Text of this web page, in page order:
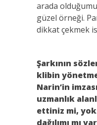
arada
güzel örneği.
dikkat çekmek
Şarkının
klibin
Narin’in
uzmanlık
ettiniz mi,
dağılımı mı